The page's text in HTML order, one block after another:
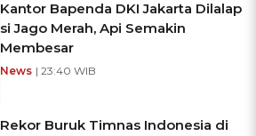
Kantor Bapenda DKI Jakarta Dilalap
si Jago Merah, Api Semakin
Membesar
News | 23:40 WIB
Rekor Buruk Timnas Indonesia di